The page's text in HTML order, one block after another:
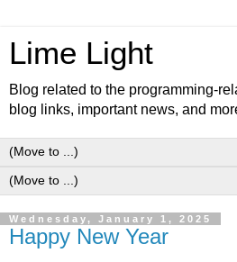
Lime Light
Blog related to the programming-
blog links, important news, and
Wednesday, January 1, 2025
Happy New Year